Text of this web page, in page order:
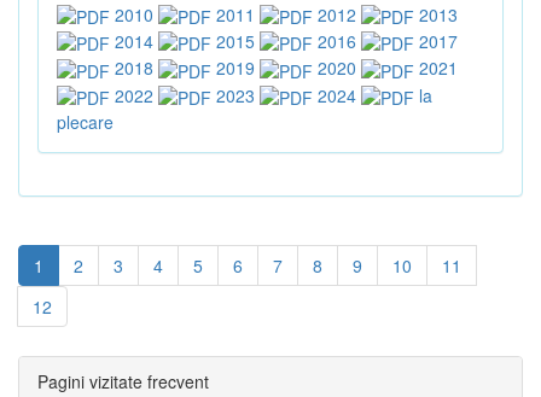
2010
2011 2012
2013
2014
2015 2016
2017
2018
2019 2020
2021
2022
2023 2024
la
plecare
1 2 3 4 5 6 7 8 9 10
11
12
Pagini vizitate frecvent